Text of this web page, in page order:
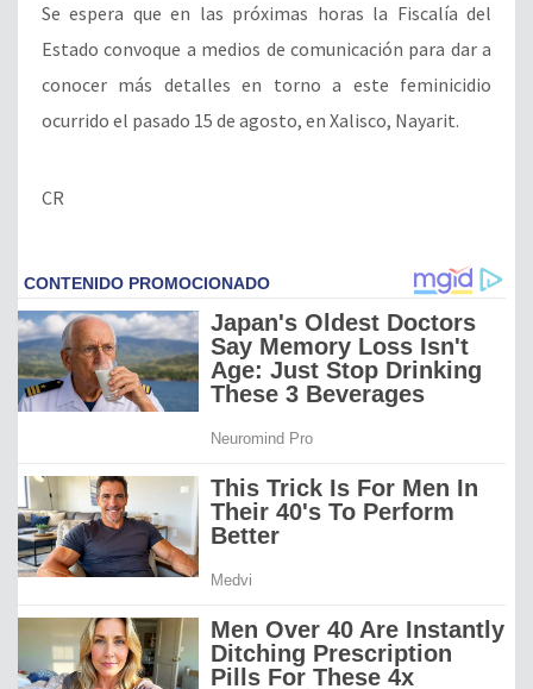
Se espera que en las próximas horas la Fiscalía del
Estado convoque a medios de comunicación para dar a
conocer más detalles en torno a este feminicidio
ocurrido el pasado 15 de agosto, en Xalisco, Nayarit.
CR